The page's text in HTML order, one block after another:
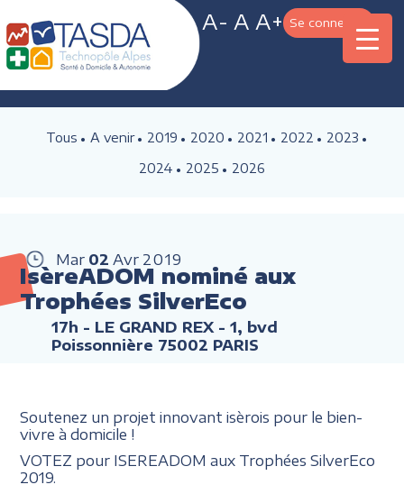
A- A A+ Se connecter
Tous A venir 2019 2020 2021 2022
2023
2024
2025 2026
Mar 02 Avr 2019
IsèreADOM nominé aux
Trophées SilverEco
17h - LE GRAND REX - 1, bvd
Poissonnière 75002 PARIS
Soutenez un projet innovant isèrois pour le bien-
vivre à domicile !
VOTEZ pour ISEREADOM aux Trophées SilverEco
2019.